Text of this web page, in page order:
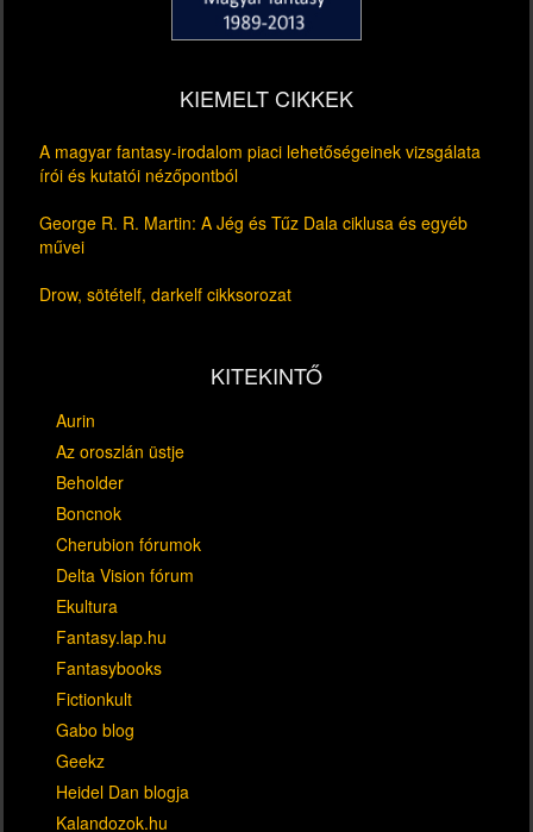
KIEMELT CIKKEK
A magyar fantasy-irodalom piaci lehetőségeinek vizsgálata
írói és kutatói nézőpontból
George R. R. Martin: A Jég és Tűz Dala ciklusa és egyéb
művei
Drow, sötételf, darkelf cikksorozat
KITEKINTŐ
Aurin
Az oroszlán üstje
Beholder
Boncnok
Cherubion fórumok
Delta Vision fórum
Ekultura
Fantasy.lap.hu
Fantasybooks
Fictionkult
Gabo blog
Geekz
Heidel Dan blogja
Kalandozok.hu